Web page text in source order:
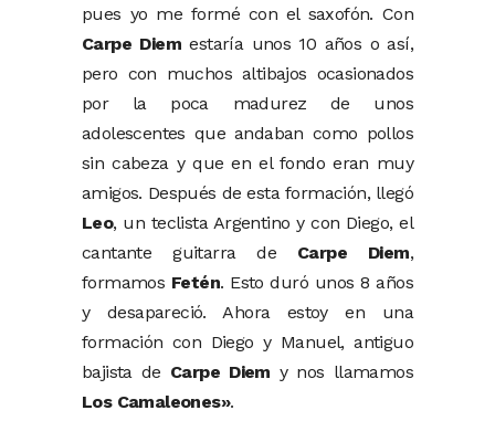
pues yo me formé con el saxofón. Con
Carpe Diemestaría unos 10 años o así,
pero con muchos altibajos ocasionados
por la poca madurez de unos
adolescentes que andaban como pollos
sin cabeza y que en el fondo eran muy
amigos. Después de esta formación, llegó
Leo, un teclista Argentino y con Diego, el
cantante guitarra de Carpe Diem,
formamos Fetén. Esto duró unos 8 años
y desapareció. Ahora estoy en una
formación con Diego y Manuel, antiguo
bajista de Carpe Diem y nos llamamos
Los Camaleones».